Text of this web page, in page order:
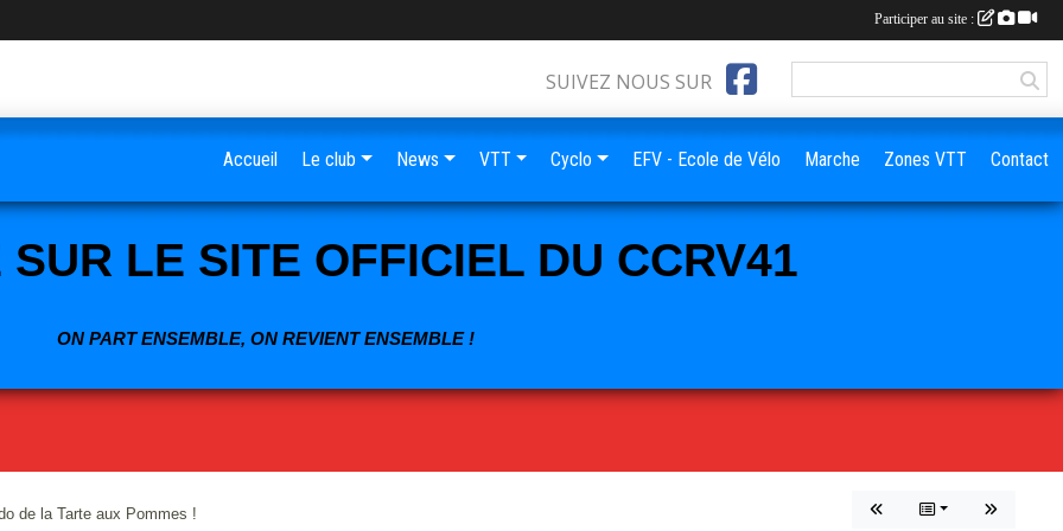
SUR LE SITE OFFICIEL DU CCRV41
ON PART ENSEMBLE, ON REVIENT ENSEMBLE !
de la Tarte aux Pommes !
SUIVEZ NOUS SUR
Accueil Le club News VTT Cyclo EFV - Ecole de Vélo Marche Zones VTT Contact
Participer au site :